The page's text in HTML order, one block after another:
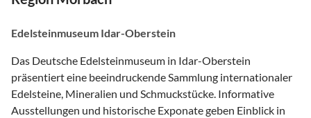
Edelsteinmuseum Idar-Oberstein
Das Deutsche Edelsteinmuseum in Idar-Oberstein
präsentiert eine beeindruckende Sammlung internationaler
Edelsteine, Mineralien und Schmuckstücke. Informative
Ausstellungen und historische Exponate geben Einblick in